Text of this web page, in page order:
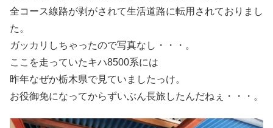
全コース線路が剥がされて生活道路に転用されておりまし
た。
ガッカリしちゃったので写真なし・・・。
ここを走っていたキハ8500系には
昨年なぜか栃木県で見ていましたっけ。
お役御免になってからずいぶん長旅したんだねぇ・・・。